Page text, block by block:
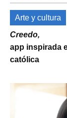
Arte y cultura
Creedo,
app inspirada
católica